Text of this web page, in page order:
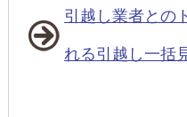
引越し業者との
れる引越し一括